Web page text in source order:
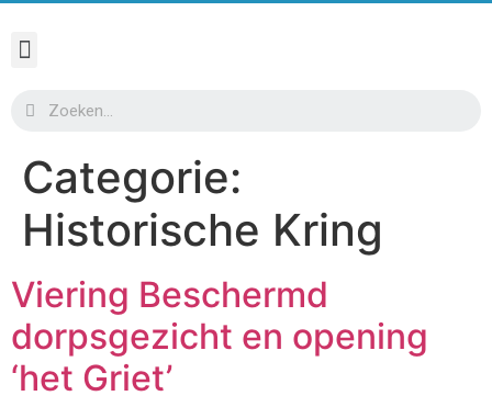
Categorie:
Historische Kring
Viering Beschermd
dorpsgezicht en opening
‘het Griet’